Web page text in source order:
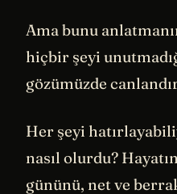
Ama bunu
hiçbir şeyi
gözümüzde
Her şeyi
nasıl olurdu?
gününü, net ve